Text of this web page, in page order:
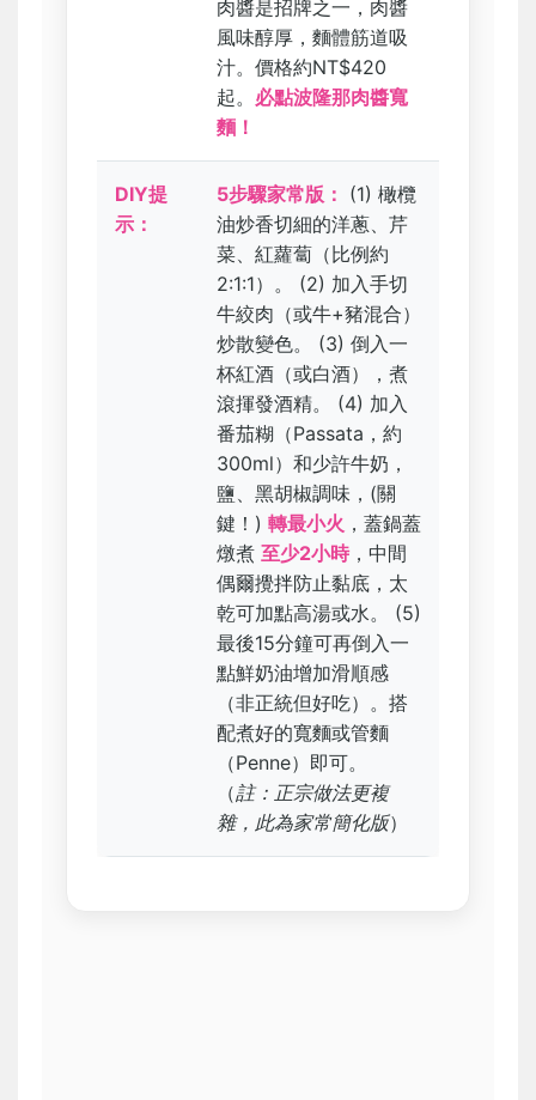
肉醬是招牌之一，肉醬
風味醇厚，麵體筋道吸
汁。價格約NT$420
起。 必點波隆那肉醬寬
麵！
DIY提
示：
5步驟家常版： (1) 橄欖
油炒香切細的洋蔥、芹
菜、紅蘿蔔（比例約
2:1:1）。 (2) 加入手切
牛絞肉（或牛+豬混合）
炒散變色。 (3) 倒入一
杯紅酒（或白酒），煮
滾揮發酒精。 (4) 加入
番茄糊（Passata，約
300ml）和少許牛奶，
鹽、黑胡椒調味，(關
鍵！) 轉最小火 ，蓋鍋蓋
燉煮 至少2小時，中間
偶爾攪拌防止黏底，太
乾可加點高湯或水。 (5)
最後15分鐘可再倒入一
點鮮奶油增加滑順感
（非正統但好吃）。搭
配煮好的寬麵或管麵
（Penne）即可。
（註：正宗做法更複
雜，此為家常簡化版）